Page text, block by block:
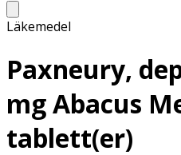
Läkemedel
Paxneury,
mg Abacus
tablett(er)